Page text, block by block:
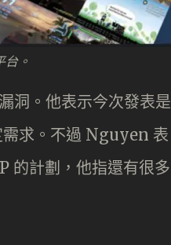
。
洞。他表示今次發表是
求。不過 Nguyen 表
的計劃，他指還有很多